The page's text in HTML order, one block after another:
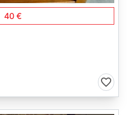
40 €